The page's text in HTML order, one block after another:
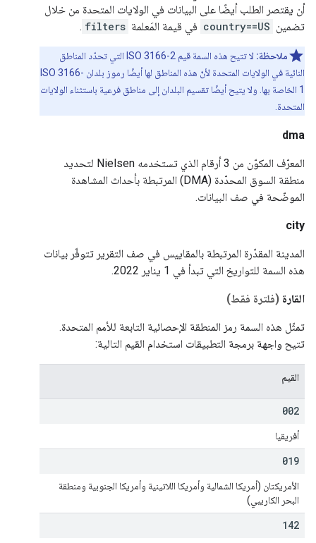
أن يقتصر الطلب أيضًا على البيانات في الولايات المتحدة من خلال
تضمين country==US في قيمة المَعلمة filters
.
ملاحظة:
لا تتيح هذه السمة قيم ISO 3166-2 التي تحدّد المناطق
النائية في الولايات المتحدة لأنّ هذه المناطق لها أيضًا رموز بلدان ISO 3166-
1 الخاصة بها. ولا يتيح أيضًا تقسيم البلدان إلى مناطق فرعية باستثناء الولايات
المتحدة.
dma
المعرّف المكوّن من 3 أرقام الذي تستخدمه Nielsen لتحديد
منطقة السوق المحدّدة (DMA) المرتبطة بأحداث المشاهدة
الموضّحة في صف البيانات.
city
المدينة المقدّرة المرتبطة بالمقاييس في صف التقرير تتوفّر بيانات
هذه السمة للتواريخ التي تبدأ في 1 يناير 2022.
القارة (فلترة فقط)
تمثّل هذه السمة رمز المنطقة الإحصائية التابعة للأمم المتحدة.
تتيح واجهة برمجة التطبيقات استخدام القيم التالية:
القيم
002
أفريقيا
019
الأمريكتان (أمريكا الشمالية وأمريكا اللاتينية وأمريكا الجنوبية ومنطقة
البحر الكاريبي)
142